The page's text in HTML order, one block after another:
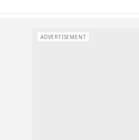
ADVERTISEMENT